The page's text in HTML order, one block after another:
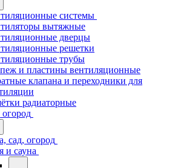
системы
вытяжные
дверцы
решетки
трубы
и пластины вентиляционные
клапана и переходники для
радиаторные
огород
сад, огород
и сауна